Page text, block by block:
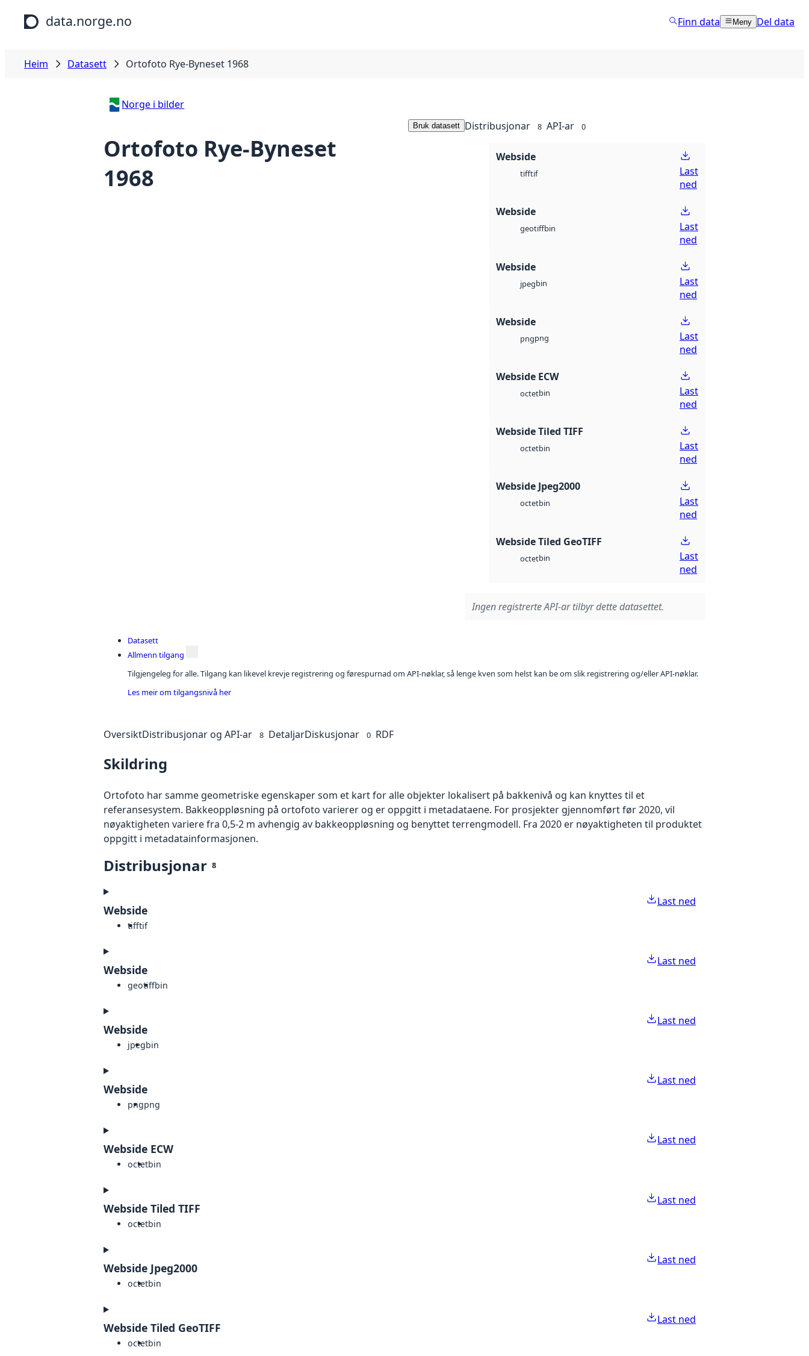
Hopp til hovudinnhald
data.norge.no Finn data Meny Del data
Heim Datasett Ortofoto Rye-Byneset 1968
Norge i bilder
Ortofoto Rye-Byneset
1968
Bruk datasett Distribusjonar 8 API-ar 0
Webside
tifftif
Last
ned
Webside
geotiffbin
Last
ned
Webside
jpegbin
Last
ned
Webside
pngpng
Last
ned
Webside ECW
octetbin
Last
ned
Webside Tiled TIFF
octetbin
Last
ned
Webside Jpeg2000
octetbin
Last
ned
Webside Tiled GeoTIFF
octetbin
Last
ned
Ingen registrerte API-ar tilbyr dette datasettet.
Datasett
Allmenn tilgang
Tilgjengeleg for alle. Tilgang kan likevel krevje registrering og førespurnad om API-nøklar, så lenge kven som helst kan be om slik registrering og/eller API-nøklar.
Les meir om tilgangsnivå her
OversiktDistribusjonar og API-ar 8 DetaljarDiskusjonar 0 RDF
Skildring
Ortofoto har samme geometriske egenskaper som et kart for alle objekter lokalisert på bakkenivå og kan knyttes til et
referansesystem. Bakkeoppløsning på ortofoto varierer og er oppgitt i metadataene. For prosjekter gjennomført før 2020, vil
nøyaktigheten variere fra 0,5-2 m avhengig av bakkeoppløsning og benyttet terrengmodell. Fra 2020 er nøyaktigheten til produktet
oppgitt i metadatainformasjonen.
Distribusjonar 8
Webside
tifftif
Last ned
Webside
geotiffbin
Last ned
Webside
jpegbin
Last ned
Webside
pngpng
Last ned
Webside ECW
octetbin
Last ned
Webside Tiled TIFF
octetbin
Last ned
Webside Jpeg2000
octetbin
Last ned
Webside Tiled GeoTIFF
octetbin
Last ned